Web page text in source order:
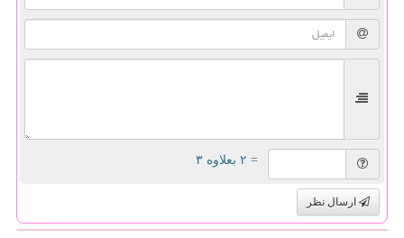
= ۲ بعلاوه ۳
ارسال نظر